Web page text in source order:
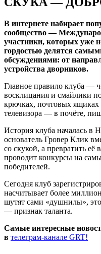
В интернете набирает
сообщество —
участники, которых уже
гордостью делятся
обсуждениями: от
устройства дворников.
Главное правило клуба —
восклицания и смайлики
крючках, почтовых ящиках
телевизора — в почёте,
История клуба началась в
основатель Гровер Клик
со скукой, а превратить
проводит конкурсы на
победителей.
Сегодня клуб
насчитывает более
шутят сами «душнилы», это
— признак таланта.
Самые интересные
в телеграм-канале GRT!